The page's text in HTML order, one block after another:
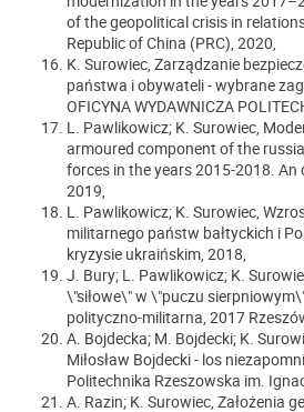
of the geopolitical crisis in
Republic of China (PRC), 2020,
K. Surowiec, Zarządzanie
państwa i obywateli - wybrane
OFICYNA WYDAWNICZA
L. Pawlikowicz; K. Surowiec,
armoured component of the
forces in the years 2015-2018. An
2019,
L. Pawlikowicz; K. Surowiec,
militarnego państw bałtyckich i
kryzysie ukraińskim, 2018,
J. Bury; L. Pawlikowicz; K.
\"siłowe\" w \"puczu
polityczno-militarna, 2017
A. Bojdecka; M. Bojdecki; K.
Miłosław Bojdecki - los
Politechnika Rzeszowska im.
A. Razin; K. Surowiec, Założenia